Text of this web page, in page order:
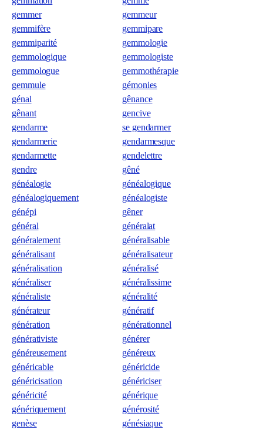
gemmer
gemmeur
gemmifère
gemmipare
gemmiparité
gemmologie
gemmologique
gemmologiste
gemmologue
gemmothérapie
gemmule
gémonies
génal
gênance
gênant
gencive
gendarme
se gendarmer
gendarmerie
gendarmesque
gendarmette
gendelettre
gendre
gêné
généalogie
généalogique
généalogiquement
généalogiste
génépi
gêner
général
généralat
généralement
généralisable
généralisant
généralisateur
généralisation
généralisé
généraliser
généralissime
généraliste
généralité
générateur
génératif
génération
générationnel
générativiste
générer
généreusement
généreux
généricable
généricide
généricisation
génériciser
généricité
générique
génériquement
générosité
genèse
génésiaque